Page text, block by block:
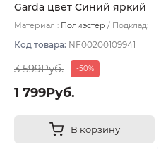
Garda цвет Синий яркий
размер 57-59
Материал : Полиэстер
Подклад:
Код товара: NF00200109941
3 599Руб. -50%
1 799Руб.
В корзину